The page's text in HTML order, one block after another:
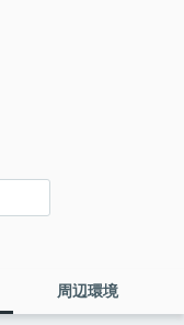
周辺環境